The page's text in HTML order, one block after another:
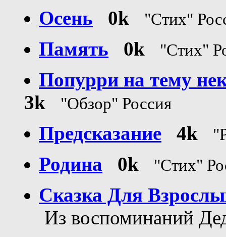
Осень 0k "Стих"
Память 0k "Стих"
Попурри на тему
3k
"Обзор" Россия
Предсказание 4k
Родина 0k "Стих"
Сказка Для
Из воспоминаний